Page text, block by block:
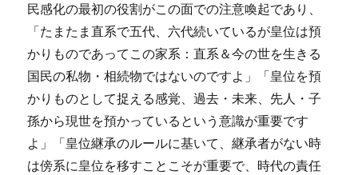
民感化の最初の役割がこの面での注意喚起であり、
「たまたま直系で五代、六代続いているが皇位は預
かりものであってこの家系：直系＆今の世を生きる
国民の私物・相続物ではないのですよ」「皇位を預
かりものとして捉える感覚、過去・未来、先人・子
孫から現世を預かっているという意識が重要です
よ」「皇位継承のルールに基いて、継承者がない時
は傍系に皇位を移すことこそが重要で、時代の責任